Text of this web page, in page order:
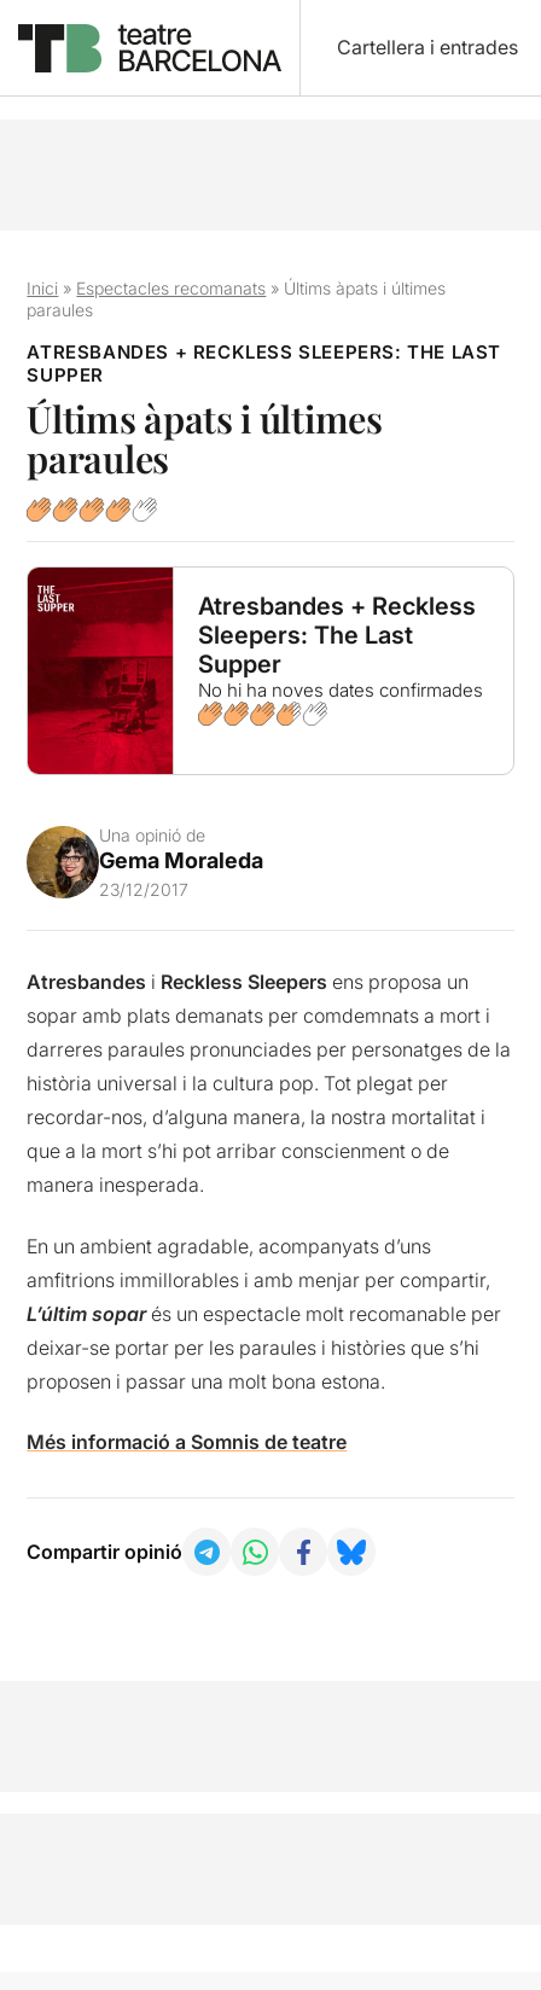
Cartellera i entrades
Inici » Espectacles recomanats » Últims àpats i últimes
paraules
ATRESBANDES + RECKLESS SLEEPERS: THE LAST
SUPPER
Últims àpats i últimes
paraules
Atresbandes + Reckless
Sleepers: The Last
Supper
No hi ha noves dates confirmades
Una opinió de
Gema Moraleda
23/12/2017
Atresbandes i Reckless Sleepers ens proposa un
sopar amb plats demanats per comdemnats a mort i
darreres paraules pronunciades per personatges de la
història universal i la cultura pop. Tot plegat per
recordar-nos, d’alguna manera, la nostra mortalitat i
que a la mort s’hi pot arribar conscienment o de
manera inesperada.
En un ambient agradable, acompanyats d’uns
amfitrions immillorables i amb menjar per compartir,
L’últim soparés un espectacle molt recomanable per
deixar-se portar per les paraules i històries que s’hi
proposen i passar una molt bona estona.
Més informació a Somnis de teatre
Compartir opinió